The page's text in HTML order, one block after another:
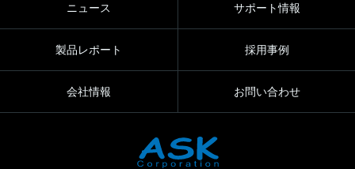
ニュース サポート情報
製品レポート 採用事例
会社情報 お問い合わせ